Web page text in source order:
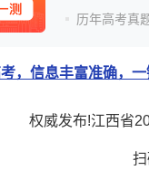
历年高考真
，信息丰富准确，一
权威发布!江西省
扫